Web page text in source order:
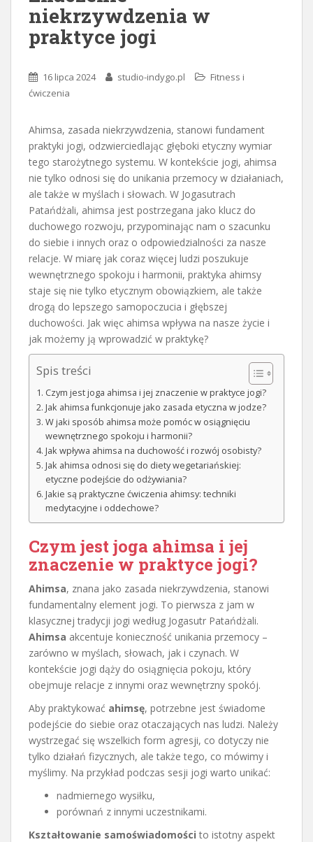
niekrzywdzenia w
praktyce jogi
16 lipca 2024 studio-indygo.pl
Fitness i
ćwiczenia
Ahimsa, zasada niekrzywdzenia, stanowi fundament
praktyki jogi, odzwierciedlając głęboki etyczny wymiar
tego starożytnego systemu. W kontekście jogi, ahimsa
nie tylko odnosi się do unikania przemocy w działaniach,
ale także w myślach i słowach. W Jogasutrach
Patańdżali, ahimsa jest postrzegana jako klucz do
duchowego rozwoju, przypominając nam o szacunku
do siebie i innych oraz o odpowiedzialności za nasze
relacje. W miarę jak coraz więcej ludzi poszukuje
wewnętrznego spokoju i harmonii, praktyka ahimsy
staje się nie tylko etycznym obowiązkiem, ale także
drogą do lepszego samopoczucia i głębszej
duchowości. Jak więc ahimsa wpływa na nasze życie i
jak możemy ją wprowadzić w praktykę?
Spis treści
Czym jest joga ahimsa i jej znaczenie w praktyce jogi?
Jak ahimsa funkcjonuje jako zasada etyczna w jodze?
W jaki sposób ahimsa może pomóc w osiągnięciu
wewnętrznego spokoju i harmonii?
Jak wpływa ahimsa na duchowość i rozwój osobisty?
Jak ahimsa odnosi się do diety wegetariańskiej:
etyczne podejście do odżywiania?
Jakie są praktyczne ćwiczenia ahimsy: techniki
medytacyjne i oddechowe?
Czym jest joga ahimsa i jej
znaczenie w praktyce jogi?
Ahimsa, znana jako zasada niekrzywdzenia, stanowi
fundamentalny element jogi. To pierwsza z jam w
klasycznej tradycji jogi według Jogasutr Patańdżali.
Ahimsa akcentuje konieczność unikania przemocy –
zarówno w myślach, słowach, jak i czynach. W
kontekście jogi dąży do osiągnięcia pokoju, który
obejmuje relacje z innymi oraz wewnętrzny spokój.
Aby praktykować ahimsę, potrzebne jest świadome
podejście do siebie oraz otaczających nas ludzi. Należy
wystrzegać się wszelkich form agresji, co dotyczy nie
tylko działań fizycznych, ale także tego, co mówimy i
myślimy. Na przykład podczas sesji jogi warto unikać:
nadmiernego wysiłku,
porównań z innymi uczestnikami.
Kształtowanie samoświadomości to istotny aspekt